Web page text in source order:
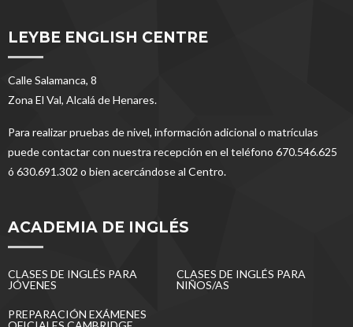
LEYBE ENGLISH CENTRE
Calle Salamanca, 8
Zona El Val, Alcalá de Henares.
Para realizar pruebas de nivel, información adicional o matrículas
puede contactar con nuestra recepción en el teléfono 670.546.625
ó 630.691.302 o bien acercándose al Centro.
ACADEMIA DE INGLÉS
CLASES DE INGLÉS PARA
JÓVENES
CLASES DE INGLÉS PARA
NIÑOS/AS
PREPARACIÓN EXÁMENES